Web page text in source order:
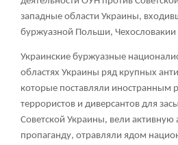
западные области Украины,
буржуазной Польши,
Украинские буржуазные
областях Украины ряд крупных
которые поставляли иностранным
террористов и диверсантов для
Советской Украины, вели активную
пропаганду, отравляли ядом